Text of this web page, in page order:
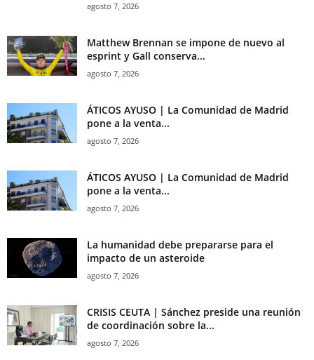
agosto 7, 2026
Matthew Brennan se impone de nuevo al
esprint y Gall conserva...
agosto 7, 2026
ÁTICOS AYUSO | La Comunidad de Madrid
pone a la venta...
agosto 7, 2026
ÁTICOS AYUSO | La Comunidad de Madrid
pone a la venta...
agosto 7, 2026
La humanidad debe prepararse para el
impacto de un asteroide
agosto 7, 2026
CRISIS CEUTA | Sánchez preside una reunión
de coordinación sobre la...
agosto 7, 2026